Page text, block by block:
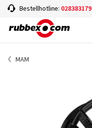
Bestellhotline: 028383179
MAM